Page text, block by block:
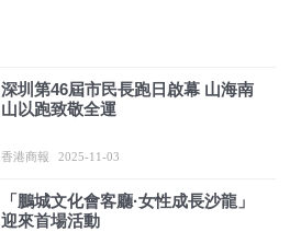
深圳第46屆市民長跑日啟幕 山海南
山以跑致敬全運
香港商報 2025-11-03
「鵬城文化會客廳·女性成長沙龍」
迎來首場活動